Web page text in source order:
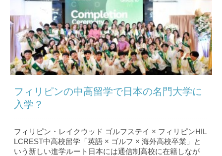
フィリピンの中高留学で日本の名門大学に
入学？
フィリピン・レイクウッド ゴルフステイ × フィリピンHIL
LCREST中高校留学「英語 × ゴルフ × 海外高校卒業」と
いう新しい進学ルート日本には通信制高校に在籍しなが